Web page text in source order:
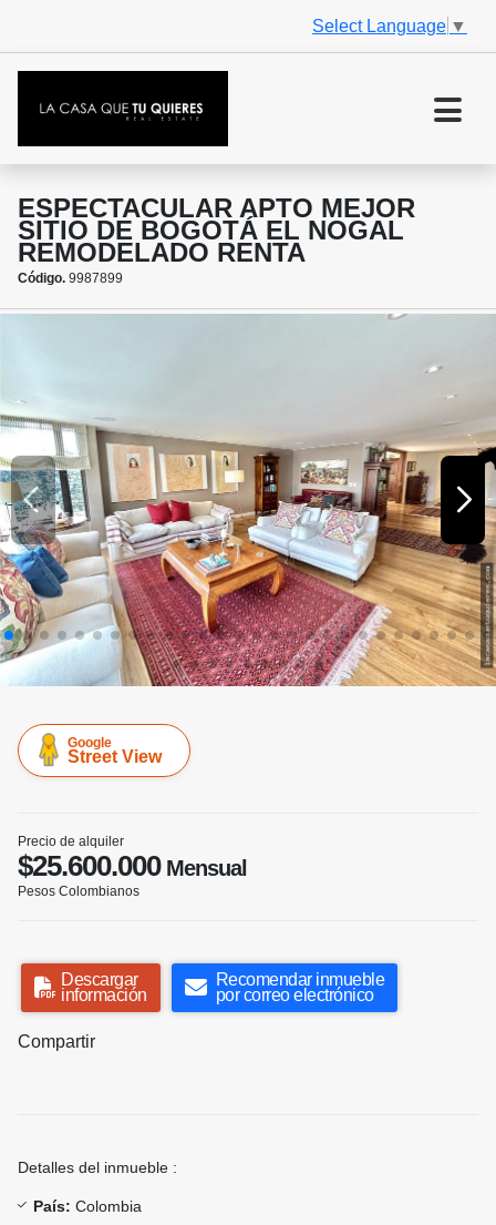
Select Language ▼
ESPECTACULAR APTO MEJOR
SITIO DE BOGOTÁ EL NOGAL
REMODELADO RENTA
Código. 9987899
Google
Street View
Precio de alquiler
$25.600.000Mensual
Pesos Colombianos
Descargar
información
Recomendar inmueble
por correo electrónico
Compartir
Detalles del inmueble :
País: Colombia